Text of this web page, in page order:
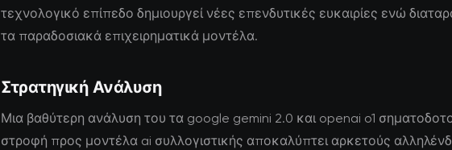
τεχνολογικό επίπεδο δημιουργεί νέες επενδυτικές ευκαιρίες ενώ
τα παραδοσιακά επιχειρηματικά μοντέλα.
Στρατηγική Ανάλυση
Μια βαθύτερη ανάλυση του τα google gemini 2.0 και openai o1
στροφή προς μοντέλα ai συλλογιστικής αποκαλύπτει αρκετούς